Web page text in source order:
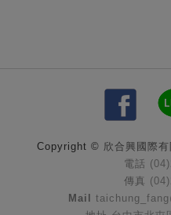
Copyright © 欣合興國際有
電話
傳真
Mail